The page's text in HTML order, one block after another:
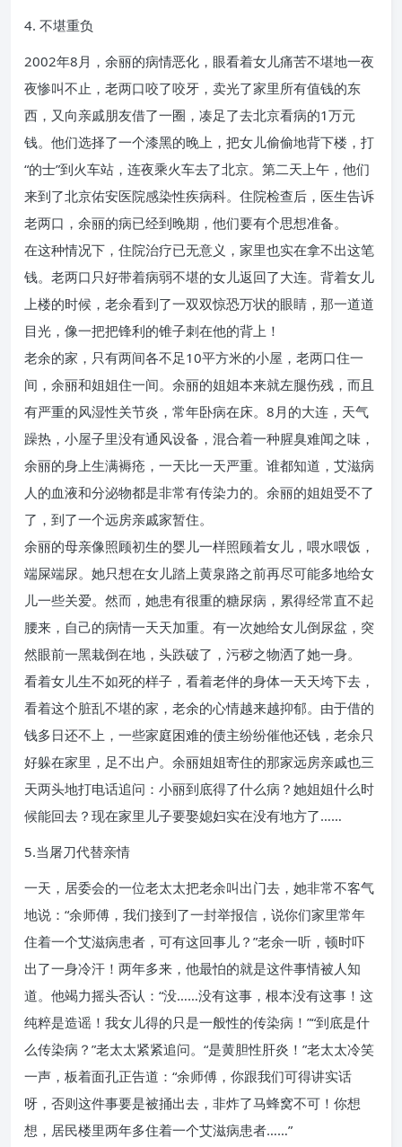
4. 不堪重负
2002年8月，余丽的病情恶化，眼看着女儿痛苦不堪地一夜
夜惨叫不止，老两口咬了咬牙，卖光了家里所有值钱的东
西，又向亲戚朋友借了一圈，凑足了去北京看病的1万元
钱。他们选择了一个漆黑的晚上，把女儿偷偷地背下楼，打
“的士”到火车站，连夜乘火车去了北京。第二天上午，他们
来到了北京佑安医院感染性疾病科。住院检查后，医生告诉
老两口，余丽的病已经到晚期，他们要有个思想准备。
在这种情况下，住院治疗已无意义，家里也实在拿不出这笔
钱。老两口只好带着病弱不堪的女儿返回了大连。背着女儿
上楼的时候，老余看到了一双双惊恐万状的眼睛，那一道道
目光，像一把把锋利的锥子刺在他的背上！
老余的家，只有两间各不足10平方米的小屋，老两口住一
间，余丽和姐姐住一间。余丽的姐姐本来就左腿伤残，而且
有严重的风湿性关节炎，常年卧病在床。8月的大连，天气
躁热，小屋子里没有通风设备，混合着一种腥臭难闻之味，
余丽的身上生满褥疮，一天比一天严重。谁都知道，艾滋病
人的血液和分泌物都是非常有传染力的。余丽的姐姐受不了
了，到了一个远房亲戚家暂住。
余丽的母亲像照顾初生的婴儿一样照顾着女儿，喂水喂饭，
端屎端尿。她只想在女儿踏上黄泉路之前再尽可能多地给女
儿一些关爱。然而，她患有很重的糖尿病，累得经常直不起
腰来，自己的病情一天天加重。有一次她给女儿倒尿盆，突
然眼前一黑栽倒在地，头跌破了，污秽之物洒了她一身。
看着女儿生不如死的样子，看着老伴的身体一天天垮下去，
看着这个脏乱不堪的家，老余的心情越来越抑郁。由于借的
钱多日还不上，一些家庭困难的债主纷纷催他还钱，老余只
好躲在家里，足不出户。余丽姐姐寄住的那家远房亲戚也三
天两头地打电话追问：小丽到底得了什么病？她姐姐什么时
候能回去？现在家里儿子要娶媳妇实在没有地方了……
5.当屠刀代替亲情
一天，居委会的一位老太太把老余叫出门去，她非常不客气
地说：“余师傅，我们接到了一封举报信，说你们家里常年
住着一个艾滋病患者，可有这回事儿？”老余一听，顿时吓
出了一身冷汗！两年多来，他最怕的就是这件事情被人知
道。他竭力摇头否认：“没……没有这事，根本没有这事！这
纯粹是造谣！我女儿得的只是一般性的传染病！”“到底是什
么传染病？”老太太紧紧追问。“是黄胆性肝炎！”老太太冷笑
一声，板着面孔正告道：“余师傅，你跟我们可得讲实话
呀，否则这件事要是被捅出去，非炸了马蜂窝不可！你想
想，居民楼里两年多住着一个艾滋病患者……”